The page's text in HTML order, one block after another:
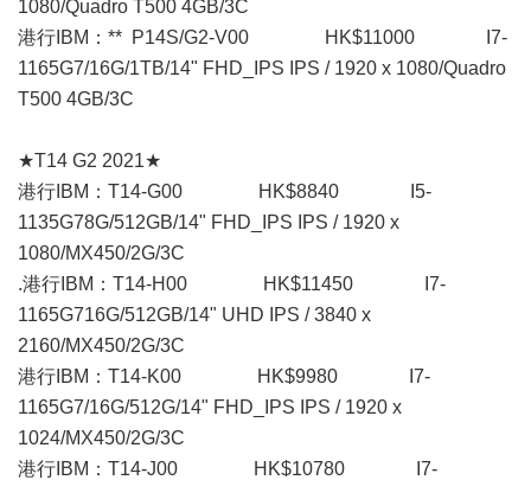
1080/Quadro T500 4GB/3C
港行IBM：** P14S/G2-V00 HK$11000 I7-
1165G7/16G/1TB/14" FHD_IPS IPS / 1920 x 1080/Quadro
T500 4GB/3C
★T14 G2 2021★
港行IBM：T14-G00 HK$8840 I5-
1135G78G/512GB/14" FHD_IPS IPS / 1920 x
1080/MX450/2G/3C
.港行IBM：T14-H00 HK$11450 I7-
1165G716G/512GB/14" UHD IPS / 3840 x
2160/MX450/2G/3C
港行IBM：T14-K00 HK$9980 I7-
1165G7/16G/512G/14" FHD_IPS IPS / 1920 x
1024/MX450/2G/3C
港行IBM：T14-J00 HK$10780 I7-